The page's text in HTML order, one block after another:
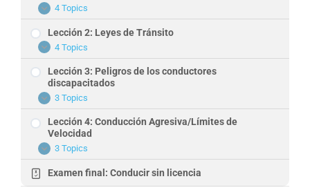
Expand
Lección
1:
Conducir
sin
licencia
4 Topics
Lección 2: Leyes de Tránsito
Expand
Lección
2:
Leyes
Tránsito
4 Topics
Lección 3: Peligros de los conductores
discapacitados
Expand
Lección
3:
Peligros
los
conductores
3 Topics
Lección 4: Conducción Agresiva/Límites de
Velocidad
Expand
Lección
4:
Conducción
Agresiva/Límites
3 Topics
Examen final: Conducir sin licencia